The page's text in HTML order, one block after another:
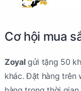
Cơ hội mua
Zoyalgửi tặng 50
khác. Đặt hàng trên